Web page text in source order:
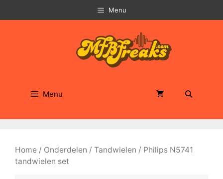
naar
Menu
Menu
Home / Onderdelen / Tandwielen / Philips N5741
tandwielen set